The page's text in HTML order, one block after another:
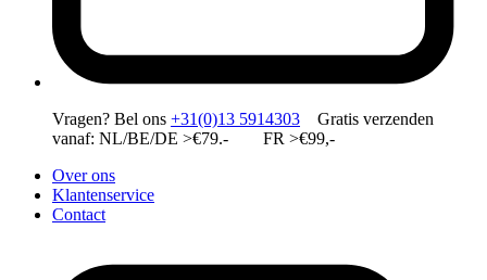
Vragen? Bel ons +31(0)13 5914303 Gratis verzenden
vanaf: NL/BE/DE >€79.- FR >€99,-
Over ons
Klantenservice
Contact